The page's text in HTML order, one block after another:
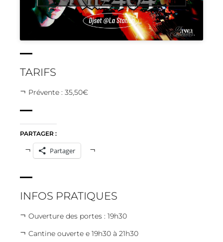
TARIFS
Prévente : 35,50€
PARTAGER :
Partager
INFOS PRATIQUES
Ouverture des portes : 19h30
Cantine ouverte e 19h30 à 21h30